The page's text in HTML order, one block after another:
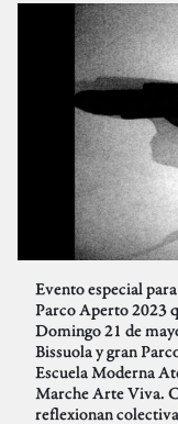
Evento especial
Parco Aperto 2023
Domingo 21 de
Bissuola y gran
Escuela Moderna
Marche Arte Viva.
reflexionan